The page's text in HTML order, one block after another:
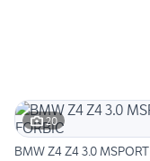
20
BMW Z4 Z4 3.0